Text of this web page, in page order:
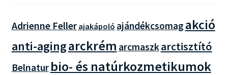
Adrienne Feller ajakápoló ajándékcsomag akció
anti-agingarckrém arcmaszkarctisztító
Belnatur bio- és natúrkozmetikumok